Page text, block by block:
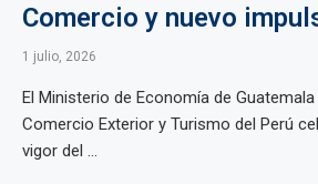
Comercio y nuevo
1 julio, 2026
El Ministerio de Economía de
Comercio Exterior y Turismo del Perú
vigor del ...